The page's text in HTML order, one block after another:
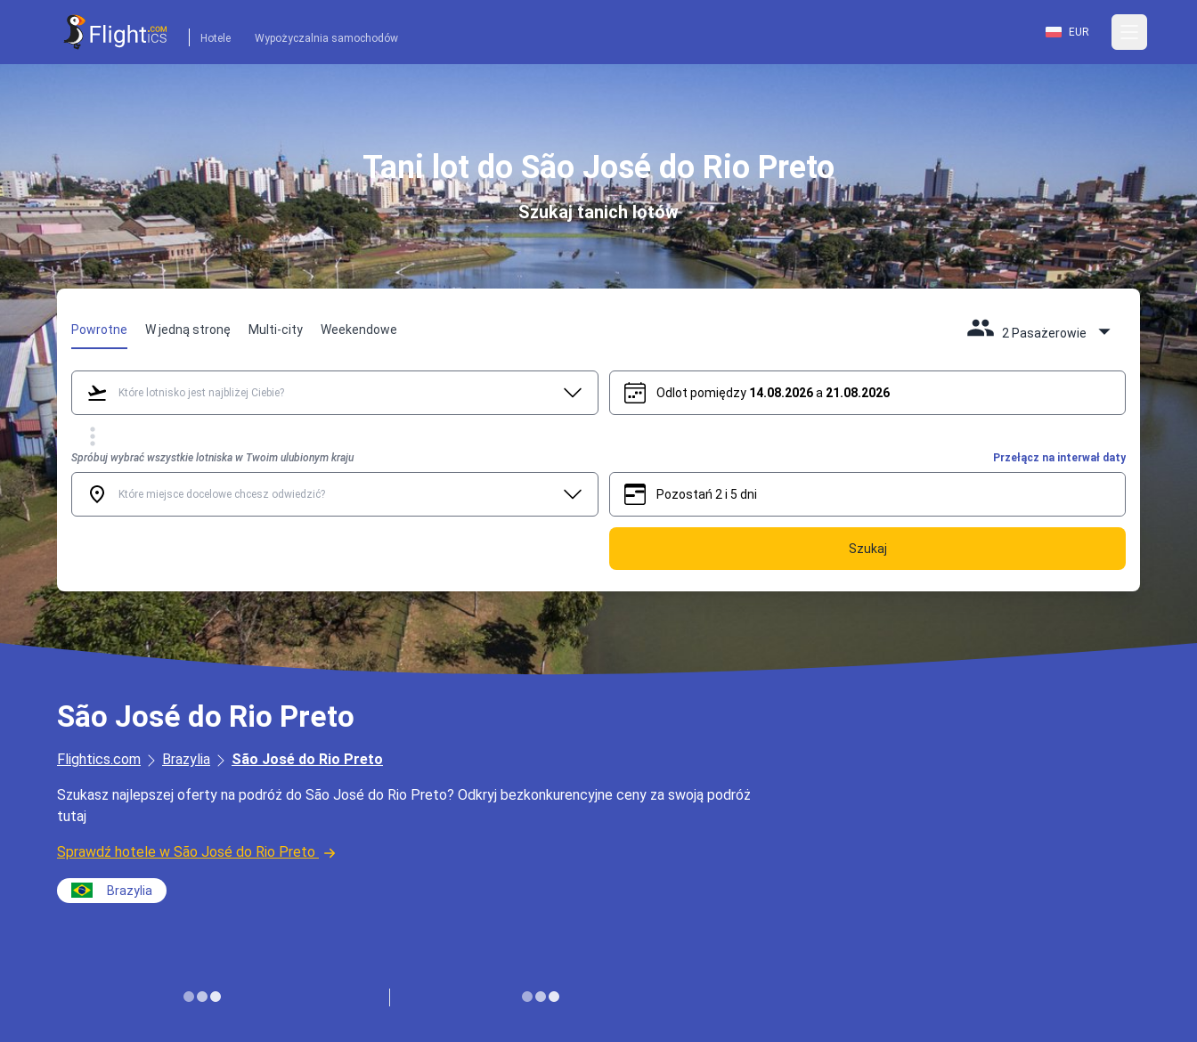
Hotele Wypożyczalnia samochodów EUR
Tani lot do São José do Rio Preto
Szukaj tanich lotów
Powrotne W jedną stronę Multi-city Weekendowe 2 Pasażerowie
Odlot pomiędzy 14.08.2026a 21.08.2026
Spróbuj wybrać wszystkie lotniska w Twoim ulubionym kraju Przełącz na interwał daty
Pozostań 2 i 5 dni
Szukaj
São José do Rio Preto
Flightics.com Brazylia São José do Rio Preto
Szukasz najlepszej oferty na podróż do São José do Rio Preto? Odkryj bezkonkurencyjne ceny za swoją podróż
tutaj
Sprawdź hotele w São José do Rio Preto
Brazylia